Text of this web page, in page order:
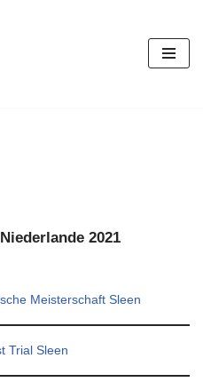
2021
Meisterschaft Sleen
Trial Sleen